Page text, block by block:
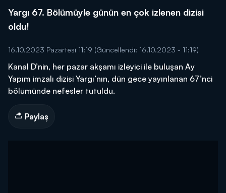
Yargı 67. Bölümüyle günün en çok izlenen dizisi
oldu!
16.10.2023 Pazartesi 11:19 (Güncellendi: 16.10.2023 - 11:19)
Kanal D’nin, her pazar akşamı izleyici ile buluşan Ay
Yapım imzalı dizisi Yargı’nın, dün gece yayınlanan 67’nci
bölümünde nefesler tutuldu.
Paylaş